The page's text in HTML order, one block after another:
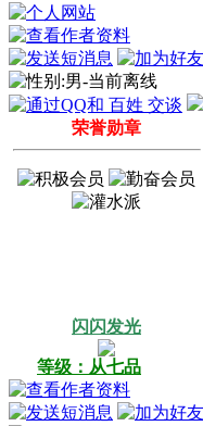
荣誉勋章
闪闪发光
等级：从七品